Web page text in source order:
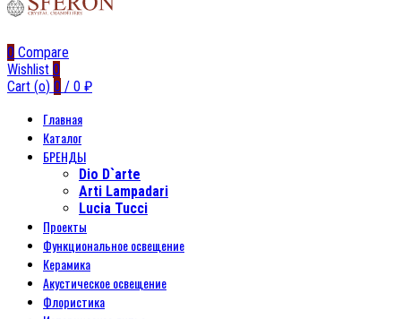
0 Compare
Wishlist 0
Cart (o) 0 / 0 ₽
Главная
Каталог
БРЕНДЫ
Dio D`arte
Arti Lampadari
Lucia Tucci
Проекты
Функциональное освещение
Керамика
Акустическое освещение
Флористика